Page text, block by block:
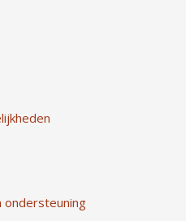
ondersteuning